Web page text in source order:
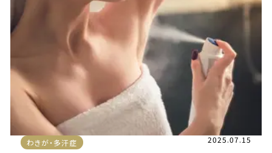
わきが・多汗症 2025.07.15